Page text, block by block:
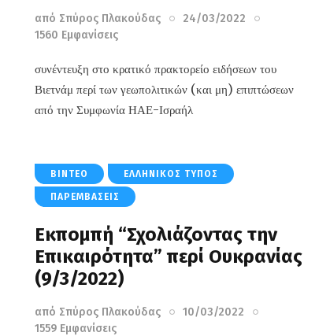
από Σπύρος Πλακούδας
24/03/2022
1560 Εμφανίσεις
συνέντευξη στο κρατικό πρακτορείο ειδήσεων του
Βιετνάμ περί των γεωπολιτικών (και μη) επιπτώσεων
από την Συμφωνία ΗΑΕ-Ισραήλ
ΒΊΝΤΕΟ ΕΛΛΗΝΙΚΌΣ ΤΎΠΟΣ
ΠΑΡΕΜΒΆΣΕΙΣ
Εκπομπή “Σχολιάζοντας την
Επικαιρότητα” περί Ουκρανίας
(9/3/2022)
από Σπύρος Πλακούδας
10/03/2022
1559 Εμφανίσεις